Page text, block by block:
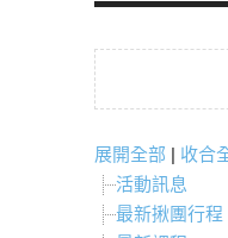
展開全部 | 收合
活動訊息
最新揪團行程